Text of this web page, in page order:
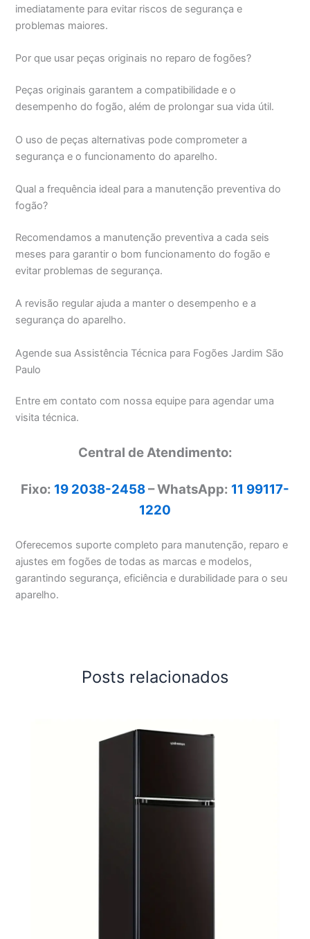
imediatamente para evitar riscos de segurança e
problemas maiores.
Por que usar peças originais no reparo de fogões?
Peças originais garantem a compatibilidade e o
desempenho do fogão, além de prolongar sua vida útil.
O uso de peças alternativas pode comprometer a
segurança e o funcionamento do aparelho.
Qual a frequência ideal para a manutenção preventiva do
fogão?
Recomendamos a manutenção preventiva a cada seis
meses para garantir o bom funcionamento do fogão e
evitar problemas de segurança.
A revisão regular ajuda a manter o desempenho e a
segurança do aparelho.
Agende sua Assistência Técnica para Fogões Jardim São
Paulo
Entre em contato com nossa equipe para agendar uma
visita técnica.
Central de Atendimento:
Fixo: 19 2038-2458– WhatsApp: 11 99117-
1220
Oferecemos suporte completo para manutenção, reparo e
ajustes em fogões de todas as marcas e modelos,
garantindo segurança, eficiência e durabilidade para o seu
aparelho.
Posts relacionados